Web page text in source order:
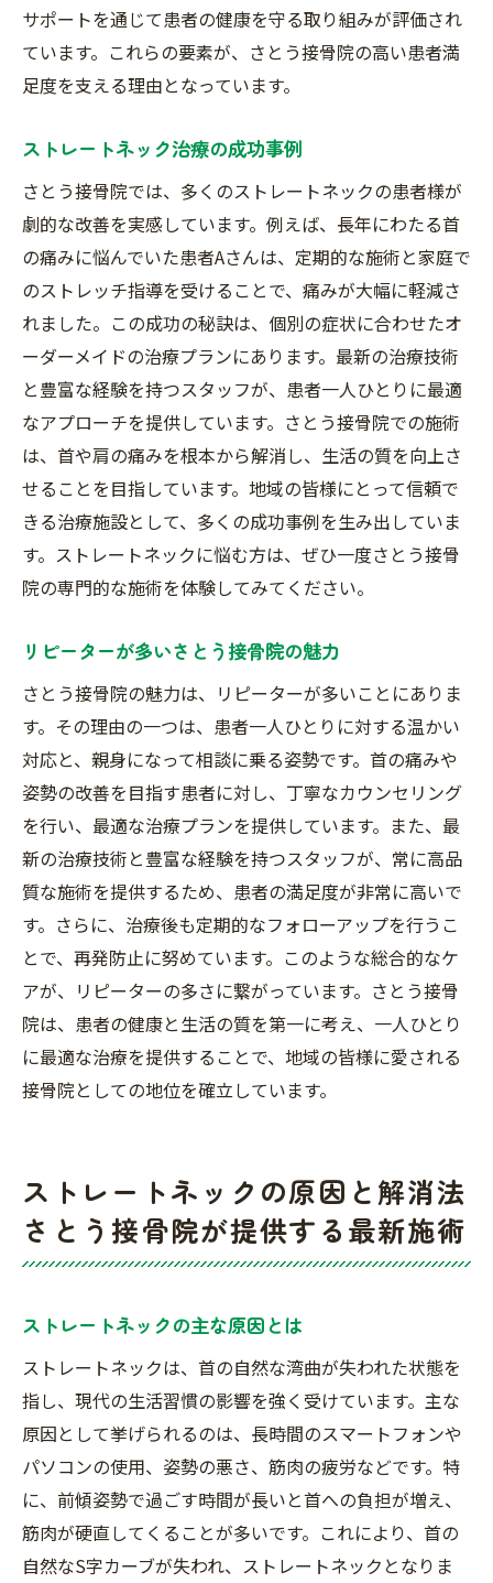
サポートを通じて患者の健康を守る取り組みが評価され
ています。これらの要素が、さとう接骨院の高い患者満
足度を支える理由となっています。
ストレートネック治療の成功事例
さとう接骨院では、多くのストレートネックの患者様が
劇的な改善を実感しています。例えば、長年にわたる首
の痛みに悩んでいた患者Aさんは、定期的な施術と家庭で
のストレッチ指導を受けることで、痛みが大幅に軽減さ
れました。この成功の秘訣は、個別の症状に合わせたオ
ーダーメイドの治療プランにあります。最新の治療技術
と豊富な経験を持つスタッフが、患者一人ひとりに最適
なアプローチを提供しています。さとう接骨院での施術
は、首や肩の痛みを根本から解消し、生活の質を向上さ
せることを目指しています。地域の皆様にとって信頼で
きる治療施設として、多くの成功事例を生み出していま
す。ストレートネックに悩む方は、ぜひ一度さとう接骨
院の専門的な施術を体験してみてください。
リピーターが多いさとう接骨院の魅力
さとう接骨院の魅力は、リピーターが多いことにありま
す。その理由の一つは、患者一人ひとりに対する温かい
対応と、親身になって相談に乗る姿勢です。首の痛みや
姿勢の改善を目指す患者に対し、丁寧なカウンセリング
を行い、最適な治療プランを提供しています。また、最
新の治療技術と豊富な経験を持つスタッフが、常に高品
質な施術を提供するため、患者の満足度が非常に高いで
す。さらに、治療後も定期的なフォローアップを行うこ
とで、再発防止に努めています。このような総合的なケ
アが、リピーターの多さに繋がっています。さとう接骨
院は、患者の健康と生活の質を第一に考え、一人ひとり
に最適な治療を提供することで、地域の皆様に愛される
接骨院としての地位を確立しています。
ストレートネックの原因と解消法
さとう接骨院が提供する最新施術
ストレートネックの主な原因とは
ストレートネックは、首の自然な湾曲が失われた状態を
指し、現代の生活習慣の影響を強く受けています。主な
原因として挙げられるのは、長時間のスマートフォンや
パソコンの使用、姿勢の悪さ、筋肉の疲労などです。特
に、前傾姿勢で過ごす時間が長いと首への負担が増え、
筋肉が硬直してくることが多いです。これにより、首の
自然なS字カーブが失われ、ストレートネックとなりま